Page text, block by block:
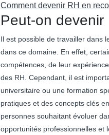
Comment devenir RH en
Peut-on
Il est possible de travailler dans
dans ce domaine. En effet,
compétences, de leur
des RH. Cependant, il est
universitaire ou une formation
pratiques et des concepts clés
personnes souhaitant évoluer
opportunités professionnelles et